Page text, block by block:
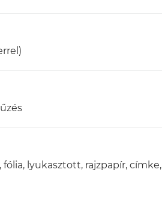
lyukasztott, rajzpapír, címke,